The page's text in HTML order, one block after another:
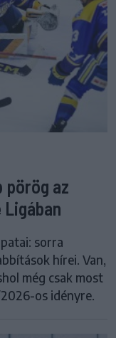
pörög az
sorra
hírei. Van,
még csak most
os idényre.